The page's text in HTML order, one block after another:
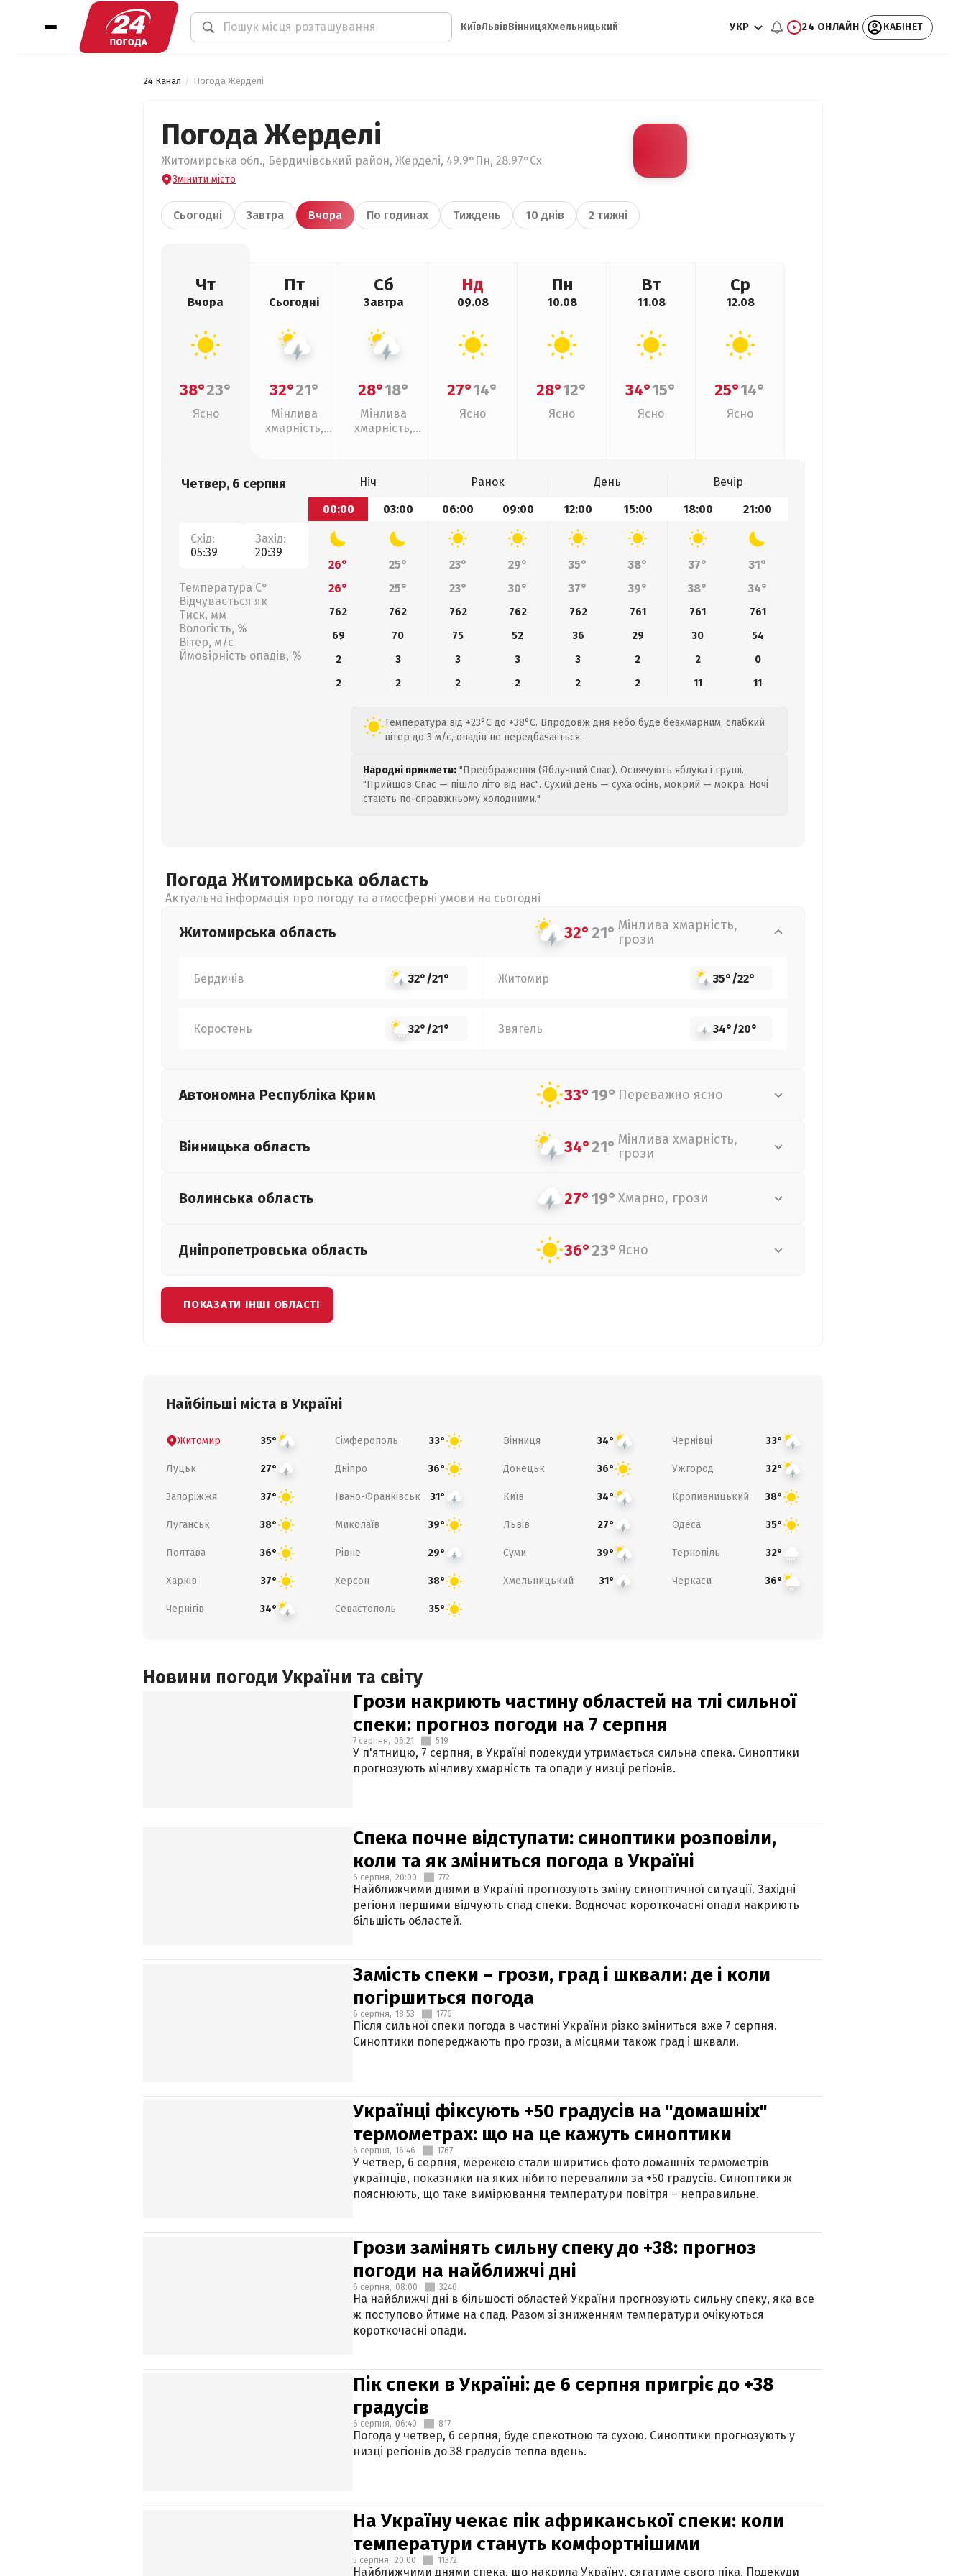
КиївЛьвівВінницяХмельницький УКР 24 ОНЛАЙН КАБІНЕТ
24 Канал Погода Жерделі
Погода Жерделі
Житомирська обл., Бердичівський район, Жерделі, 49.9°Пн, 28.97°Сх
Змінити місто
Сьогодні Завтра Вчора По годинах Тиждень 10 днів 2 тижні
Чт
Вчора
38°23°
Ясно
Пт
Сьогодні
32°21°
Мінлива
хмарність,
Сб
Завтра
28°18°
Мінлива
хмарність,
Нд
09.08
27°14°
Ясно
Пн
10.08
28°12°
Ясно
Вт
11.08
34°15°
Ясно
Ср
12.08
25°14°
Ясно
Четвер, 6 серпня
Схід:
05:39
Захід:
20:39
Температура С°
Відчувається як
Тиск, мм
Вологість, %
Вітер, м/с
Ймовірність опадів, %
Ніч Ранок День
Вечір
00:00
03:00 06:00 09:00 12:00 15:00 18:00 21:00
26° 25° 23° 29° 35° 38° 37°
31°
26°
25° 23° 30° 37° 39° 38° 34°
762 762 762 762 762 761 761
761
69
70 75 52 36 29 30
54
2
3 3 3 3 2 2
0
2
2 2 2 2 2 11 11
Температура від +23°C до +38°C. Впродовж дня небо буде безхмарним, слабкий
вітер до 3 м/с, опадів не передбачається.
Народні прикмети: "Преображення (Яблучний Спас). Освячують яблука і груші.
"Прийшов Спас — пішло літо від нас". Сухий день — суха осінь, мокрий — мокра. Ночі
стають по-справжньому холодними."
Погода Житомирська область
Актуальна інформація про погоду та атмосферні умови на сьогодні
Житомирська область 32°21° Мінлива хмарність,
грози
Бердичів 32°/21° Житомир 35°/22°
Коростень 32°/21° Звягель 34°/20°
Автономна Республіка Крим 33°19° Переважно ясно
Вінницька область 34°21° Мінлива хмарність,
грози
Волинська область 27°19° Хмарно, грози
Дніпропетровська область 36°23° Ясно
ПОКАЗАТИ ІНШІ ОБЛАСТІ
Найбільші міста в Україні
Житомир 35° Сімферополь 33° Вінниця 34° Чернівці 33°
Луцьк 27° Дніпро 36° Донецьк 36° Ужгород 32°
Запоріжжя 37° Івано-Франківськ 31° Київ 34° Кропивницький 38°
Луганськ 38° Миколаїв 39° Львів 27° Одеса 35°
Полтава 36° Рівне 29° Суми 39° Тернопіль 32°
Харків 37° Херсон 38° Хмельницький 31° Черкаси 36°
Чернігів 34° Севастополь 35°
Новини погоди України та світу
Грози накриють частину областей на тлі сильної
спеки: прогноз погоди на 7 серпня
7 серпня, 06:21 519
У п'ятницю, 7 серпня, в Україні подекуди утримається сильна спека. Синоптики
прогнозують мінливу хмарність та опади у низці регіонів.
Спека почне відступати: синоптики розповіли,
коли та як зміниться погода в Україні
6 серпня, 20:00 772
Найближчими днями в Україні прогнозують зміну синоптичної ситуації. Західні
регіони першими відчують спад спеки. Водночас короткочасні опади накриють
більшість областей.
Замість спеки – грози, град і шквали: де і коли
погіршиться погода
6 серпня, 18:53 1776
Після сильної спеки погода в частині України різко зміниться вже 7 серпня.
Синоптики попереджають про грози, а місцями також град і шквали.
Українці фіксують +50 градусів на "домашніх"
термометрах: що на це кажуть синоптики
6 серпня, 16:46 1767
У четвер, 6 серпня, мережею стали ширитись фото домашніх термометрів
українців, показники на яких нібито перевалили за +50 градусів. Синоптики ж
пояснюють, що таке вимірювання температури повітря – неправильне.
Грози замінять сильну спеку до +38: прогноз
погоди на найближчі дні
6 серпня, 08:00 3240
На найближчі дні в більшості областей України прогнозують сильну спеку, яка все
ж поступово йтиме на спад. Разом зі зниженням температури очікуються
короткочасні опади.
Пік спеки в Україні: де 6 серпня пригріє до +38
градусів
6 серпня, 06:40 817
Погода у четвер, 6 серпня, буде спекотною та сухою. Синоптики прогнозують у
низці регіонів до 38 градусів тепла вдень.
На Україну чекає пік африканської спеки: коли
температури стануть комфортнішими
5 серпня, 20:00 11372
Найближчими днями спека, що накрила Україну, сягатиме свого піка. Подекуди